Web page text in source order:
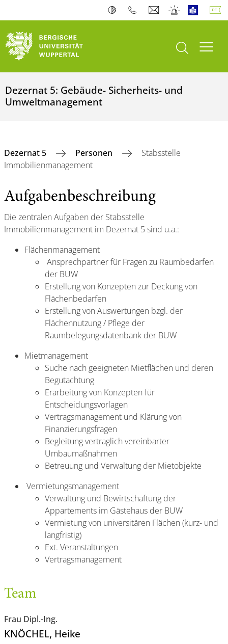
Suche öffnen
Dezernat 5: Gebäude- Sicherheits- und
Umweltmanagement
Dezernat 5 Personen
Stabsstelle
Immobilienmanagement
Aufgabenbeschreibung
Die zentralen Aufgaben der Stabsstelle
Immobilienmanagement im Dezernat 5 sind u.a.:
Flächenmanagement
Ansprechpartner für Fragen zu Raumbedarfen
der BUW
Erstellung von Konzepten zur Deckung von
Flächenbedarfen
Erstellung von Auswertungen bzgl. der
Flächennutzung / Pflege der
Raumbelegungsdatenbank der BUW
Mietmanagement
Suche nach geeigneten Mietflächen und deren
Begutachtung
Erarbeitung von Konzepten für
Entscheidungsvorlagen
Vertragsmanagement und Klärung von
Finanzierungsfragen
Begleitung vertraglich vereinbarter
Umbaumaßnahmen
Betreuung und Verwaltung der Mietobjekte
Vermietungsmanagement
Verwaltung und Bewirtschaftung der
Appartements im Gästehaus der BUW
Vermietung von universitären Flächen (kurz- und
langfristig)
Ext. Veranstaltungen
Vertragsmanagement
Team
Frau Dipl.-Ing.
KNÖCHEL, Heike